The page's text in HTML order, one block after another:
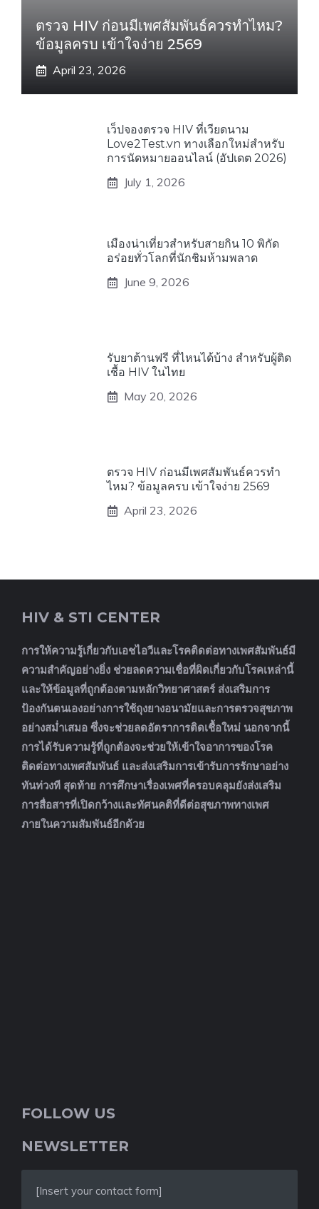
ตรวจ HIV ก่อนมีเพศสัมพันธ์ควรทำไหม?
ข้อมูลครบ เข้าใจง่าย 2569
April 23, 2026
เว็ปจองตรวจ HIV ที่เวียดนาม
Love2Test.vn ทางเลือกใหม่สำหรับ
การนัดหมายออนไลน์ (อัปเดต 2026)
July 1, 2026
เมืองน่าเที่ยวสำหรับสายกิน 10 พิกัด
อร่อยทั่วโลกที่นักชิมห้ามพลาด
June 9, 2026
รับยาต้านฟรี ที่ไหนได้บ้าง สำหรับผู้ติด
เชื้อ HIV ในไทย
May 20, 2026
ตรวจ HIV ก่อนมีเพศสัมพันธ์ควรทำ
ไหม? ข้อมูลครบ เข้าใจง่าย 2569
April 23, 2026
HIV & STI CENTER
การให้ความรู้เกี่ยวกับเอชไอวีและโรคติดต่อทางเพศสัมพันธ์มี
ความสำคัญอย่างยิ่ง ช่วยลดความเชื่อที่ผิดเกี่ยวกับโรคเหล่านี้
และให้ข้อมูลที่ถูกต้องตามหลักวิทยาศาสตร์ ส่งเสริมการ
ป้องกันตนเองอย่างการใช้ถุงยางอนามัยและการตรวจสุขภาพ
อย่างสม่ำเสมอ ซึ่งจะช่วยลดอัตราการติดเชื้อใหม่ นอกจากนี้
การได้รับความรู้ที่ถูกต้องจะช่วยให้เข้าใจอาการของโรค
ติดต่อทางเพศสัมพันธ์ และส่งเสริมการเข้ารับการรักษาอย่าง
ทันท่วงที สุดท้าย การศึกษาเรื่องเพศที่ครอบคลุมยังส่งเสริม
การสื่อสารที่เปิดกว้างและทัศนคติที่ดีต่อสุขภาพทางเพศ
ภายในความสัมพันธ์อีกด้วย
FOLLOW US
NEWSLETTER
[Insert your contact form]